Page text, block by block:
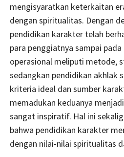
mengisyaratkan keterkaitan
dengan spiritualitas. Dengan
pendidikan karakter telah
para penggiatnya sampai
operasional meliputi metode,
sedangkan pendidikan akhlak
kriteria ideal dan sumber
memadukan keduanya
sangat inspiratif. Hal ini
bahwa pendidikan karakter
dengan nilai-nilai spiritualitas